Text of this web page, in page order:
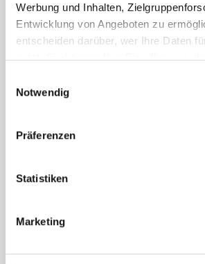
Werbung und Inhalten,
Entwicklung von Angeboten zu
entscheiden darüber, wer Ihre Daten
nutzt. Sie können Ihre Einwilligung
Trigger Symbol ändern oder widerrufen
Informationen über Ihre
können
bestimmten Merkmalen
Erfahren Sie mehr darüber, wie Ihre
Notwendig
Präferenzen
Statistiken
Marketing